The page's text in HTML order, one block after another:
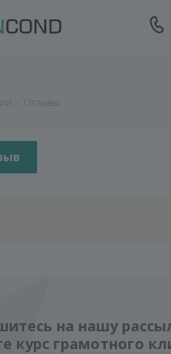
на нашу
курс грамотного